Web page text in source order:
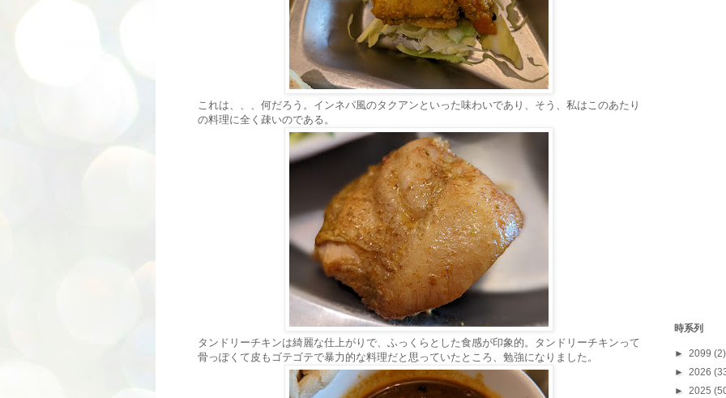
これは、、、何だろう。インネパ風のタクアンといった味わいであり、そう、私はこのあたり
の料理に全く疎いのである。
タンドリーチキンは綺麗な仕上がりで、ふっくらとした食感が印象的。タンドリーチキンって
骨っぽくて皮もゴテゴテで暴力的な料理だと思っていたところ、勉強になりました。
時系列
► 2099 (2)
► 2026
► 2025